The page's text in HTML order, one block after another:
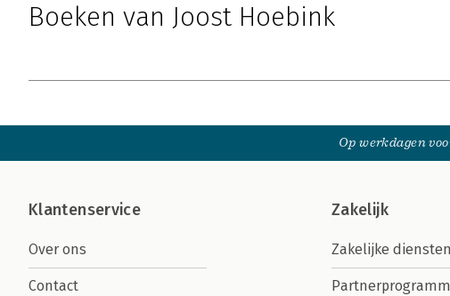
Boeken van Joost Hoebink
Op werkdagen
Klantenservice
Over ons
Contact
Zakelijk
Zakelijke diensten